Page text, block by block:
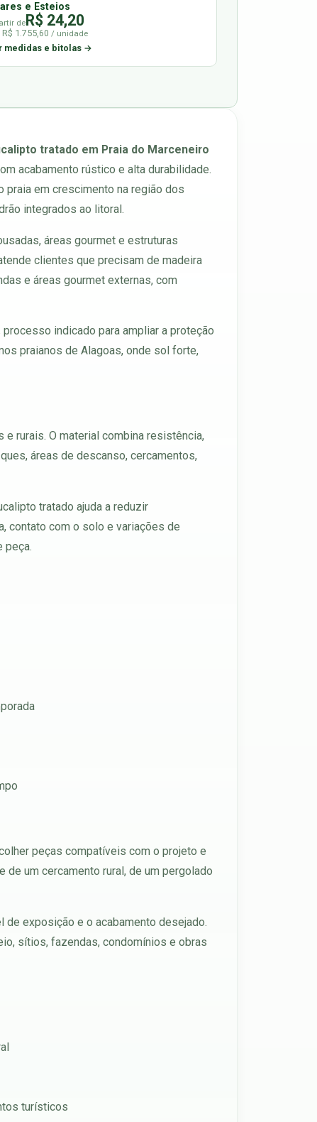
e Esteios
deR$ 24,20
R$ 1.755,60/ unidade
medidas e bitolas →
tratado em Praia do Marceneiro
acabamento rústico e alta durabilidade.
em crescimento na região dos
integrados ao litoral.
áreas gourmet e estruturas
clientes que precisam de madeira
e áreas gourmet externas, com
processo indicado para ampliar a proteção
praianos de Alagoas, onde sol forte,
rurais. O material combina resistência,
áreas de descanso, cercamentos,
tratado ajuda a reduzir
contato com o solo e variações de
peça.
peças compatíveis com o projeto e
um cercamento rural, de um pergolado
de exposição e o acabamento desejado.
sítios, fazendas, condomínios e obras
turísticos